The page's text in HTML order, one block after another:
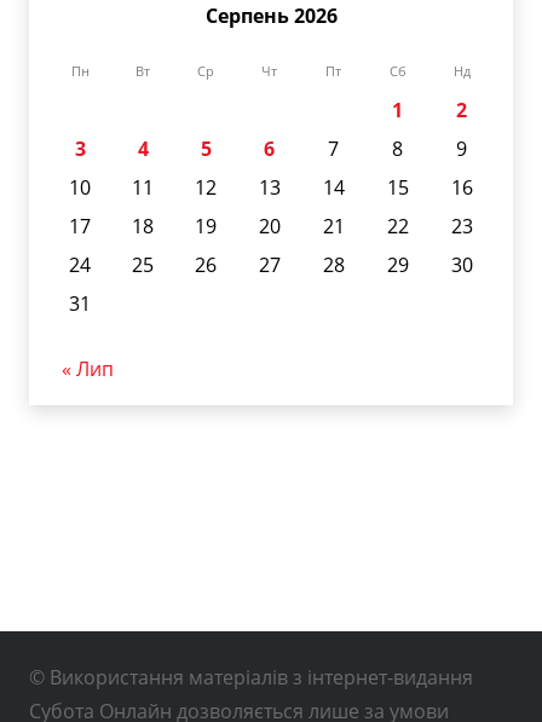
Серпень 2026
Пн Вт Ср Чт Пт Сб Нд
1
2
3
4 5 6 7 8
9
10
11 12 13 14 15
16
17
18 19 20 21 22
23
24
25 26 27 28 29
30
31
« Лип
© Використання матеріалів з інтернет-видання
Субота Онлайн дозволяється лише за умови